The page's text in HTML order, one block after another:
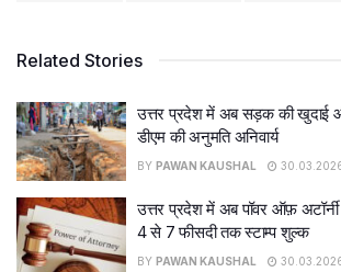
Related Stories
उत्तर प्रदेश में अब सड़क की खुदाई
डीएम की अनुमति अनिवार्य
BY PAWAN KAUSHAL
उत्तर प्रदेश में अब पॉवर ऑफ़
4 से 7 फीसदी तक स्टाम्प शुल्क
BY PAWAN KAUSHAL